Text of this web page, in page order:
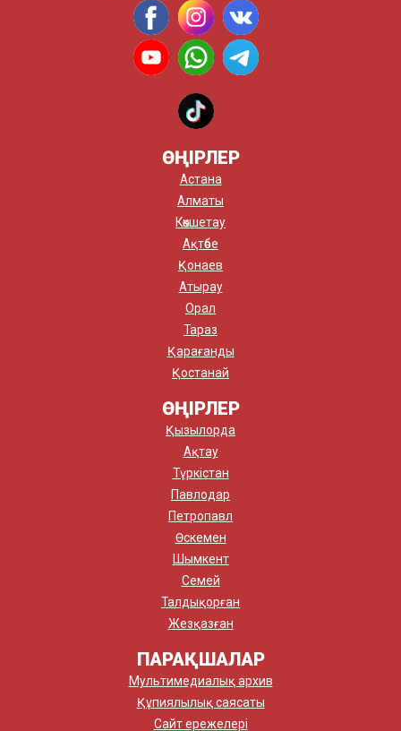
ӨҢІРЛЕР
Астана
Алматы
Көкшетау
Ақтөбе
Қонаев
Атырау
Орал
Тараз
Қарағанды
Қостанай
ӨҢІРЛЕР
Қызылорда
Ақтау
Түркістан
Павлодар
Петропавл
Өскемен
Шымкент
Семей
Талдықорған
Жезқазған
ПАРАҚШАЛАР
Мультимедиалық архив
Құпиялылық саясаты
Сайт ережелері